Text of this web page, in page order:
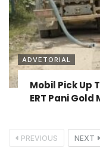
ADVETORIAL
Mobil Pick Up
ERT Pani
PREVIOUS NEXT